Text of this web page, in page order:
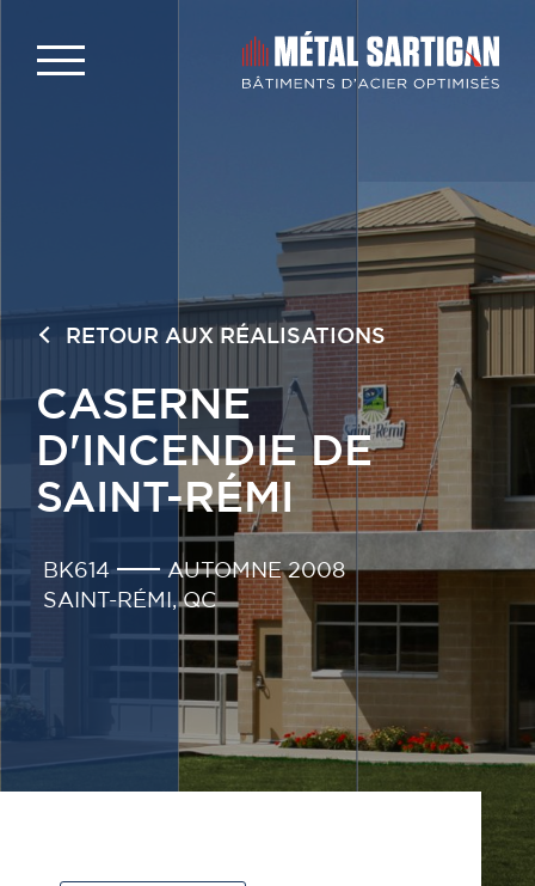
RETOUR AUX RÉALISATIONS
CASERNE
D'INCENDIE DE
SAINT-RÉMI
BK614
AUTOMNE 2008
SAINT-RÉMI, QC